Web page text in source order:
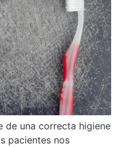
de una correcta higiene
pacientes nos